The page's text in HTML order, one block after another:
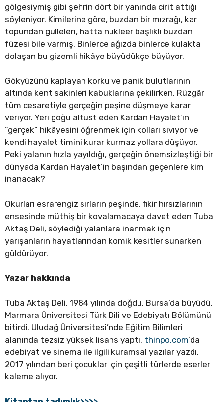
gölgesiymiş gibi şehrin dört bir yanında cirit attığı
söyleniyor. Kimilerine göre, buzdan bir mızrağı, kar
topundan gülleleri, hatta nükleer başlıklı buzdan
füzesi bile varmış. Binlerce ağızda binlerce kulakta
dolaşan bu gizemli hikâye büyüdükçe büyüyor.
Gökyüzünü kaplayan korku ve panik bulutlarının
altında kent sakinleri kabuklarına çekilirken, Rüzgâr
tüm cesaretiyle gerçeğin peşine düşmeye karar
veriyor. Yeri göğü altüst eden Kardan Hayalet’in
”gerçek” hikâyesini öğrenmek için kolları sıvıyor ve
kendi hayalet timini kurar kurmaz yollara düşüyor.
Peki yalanın hızla yayıldığı, gerçeğin önemsizleştiği bir
dünyada Kardan Hayalet’in başından geçenlere kim
inanacak?
Okurları esrarengiz sırların peşinde, fikir hırsızlarının
ensesinde müthiş bir kovalamacaya davet eden Tuba
Aktaş Deli, söylediği yalanlara inanmak için
yarışanların hayatlarından komik kesitler sunarken
güldürüyor.
Yazar hakkında
Tuba Aktaş Deli, 1984 yılında doğdu. Bursa’da büyüdü.
Marmara Üniversitesi Türk Dili ve Edebiyatı Bölümünü
bitirdi. Uludağ Üniversitesi’nde Eğitim Bilimleri
alanında tezsiz yüksek lisans yaptı. thinpo.com‘da
edebiyat ve sinema ile ilgili kuramsal yazılar yazdı.
2017 yılından beri çocuklar için çeşitli türlerde eserler
kaleme alıyor.